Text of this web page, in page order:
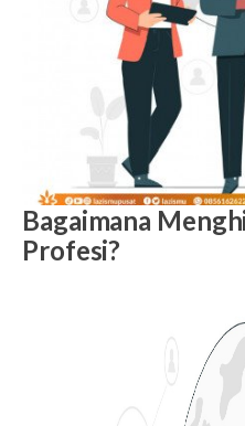
Bagaimana
Profesi?